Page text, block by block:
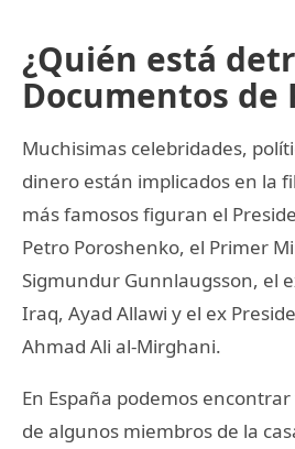
¿Quién está
Documentos de
Muchisimas celebridades,
dinero están implicados en la
más famosos figuran el
Petro Poroshenko, el Primer
Sigmundur Gunnlaugsson, el
Iraq, Ayad Allawi y el ex
Ahmad Ali al-Mirghani.
En España podemos
de algunos miembros de la